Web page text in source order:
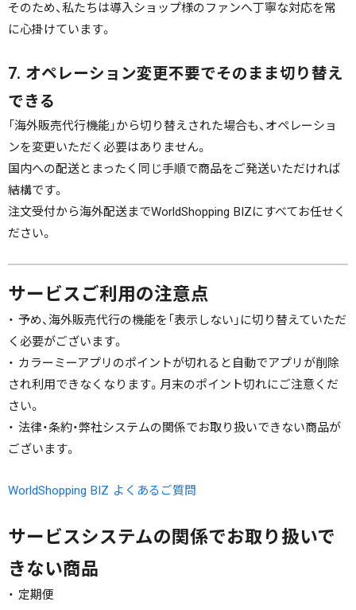
そのため、私たちは導入ショップ様のファンへ丁寧な対応を常
に心掛けています。
7. オペレーション変更不要でそのまま切り替え
できる
「海外販売代行機能」から切り替えされた場合も、オペレーショ
ンを変更いただく必要はありません。
国内への配送とまったく同じ手順で商品をご発送いただければ
結構です。
注文受付から海外配送までWorldShopping BIZにすべてお任せく
ださい。
サービスご利用の注意点
・ 予め、海外販売代行の機能を「表示しない」に切り替えていただ
く必要がございます。
・ カラーミーアプリのポイントが切れると自動でアプリが削除
され利用できなくなります。月末のポイント切れにご注意くだ
さい。
・ 法律・条約・弊社システムの関係でお取り扱いできない商品が
ございます。
WorldShopping BIZ よくあるご質問
サービスシステムの関係でお取り扱いで
きない商品
・ 定期便